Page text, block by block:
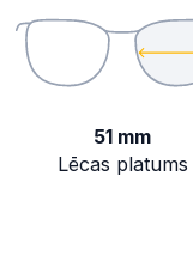
51 mm
Lēcas platums